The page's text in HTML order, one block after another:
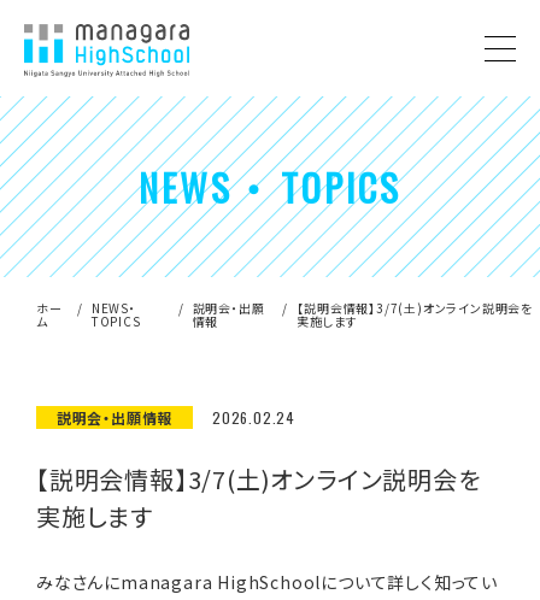
NEWS ・ TOPICS
ホー
ム
NEWS・
TOPICS
説明会・出願
情報
【説明会情報】3/7(土)オンライン説明会を
実施します
説明会・出願情報 2026.02.24
【説明会情報】3/7(土)オンライン説明会を
実施します
みなさんにmanagara HighSchoolについて詳しく知ってい